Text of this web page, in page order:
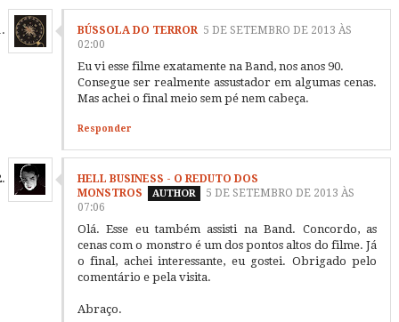
BÚSSOLA DO TERROR 5 DE SETEMBRO DE 2013 ÀS
02:00
Eu vi esse filme exatamente na Band, nos anos 90.
Consegue ser realmente assustador em algumas cenas.
Mas achei o final meio sem pé nem cabeça.
Responder
HELL BUSINESS - O REDUTO DOS
MONSTROS
5 DE SETEMBRO DE 2013 ÀS
07:06
Olá. Esse eu também assisti na Band. Concordo, as
cenas com o monstro é um dos pontos altos do filme. Já
o final, achei interessante, eu gostei. Obrigado pelo
comentário e pela visita.
Abraço.